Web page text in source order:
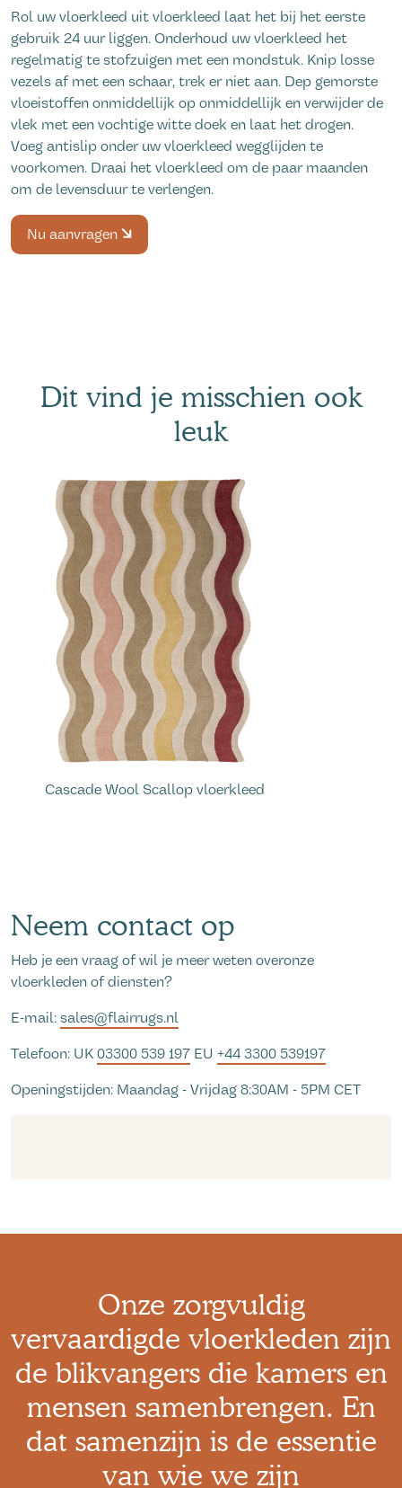
Rol uw vloerkleed uit vloerkleed laat het bij het eerste
gebruik 24 uur liggen. Onderhoud uw vloerkleed het
regelmatig te stofzuigen met een mondstuk. Knip losse
vezels af met een schaar, trek er niet aan. Dep gemorste
vloeistoffen onmiddellijk op onmiddellijk en verwijder de
vlek met een vochtige witte doek en laat het drogen.
Voeg antislip onder uw vloerkleed wegglijden te
voorkomen. Draai het vloerkleed om de paar maanden
om de levensduur te verlengen.
Nu aanvragen
Dit vind je misschien ook
leuk
Cascade Wool Scallop vloerkleed
Neem contact op
Heb je een vraag of wil je meer weten overonze
vloerkleden of diensten?
E-mail: sales@flairrugs.nl
Telefoon: UK 03300 539 197 EU +44 3300 539197
Openingstijden: Maandag - Vrijdag 8:30AM - 5PM CET
Onze zorgvuldig
vervaardigde vloerkleden zijn
de blikvangers die kamers en
mensen samenbrengen. En
dat samenzijn is de essentie
van wie we zijn